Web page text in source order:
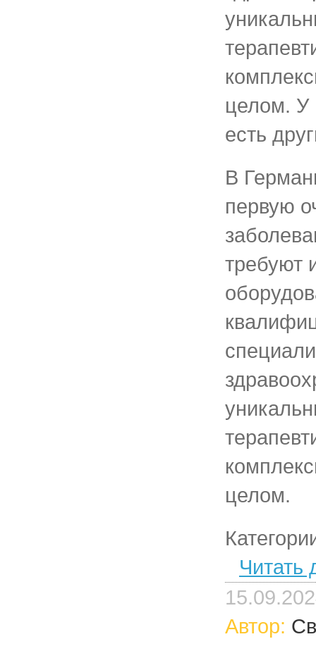
целом. У
есть
В
первую
требуют
целом.
Читать
Автор: